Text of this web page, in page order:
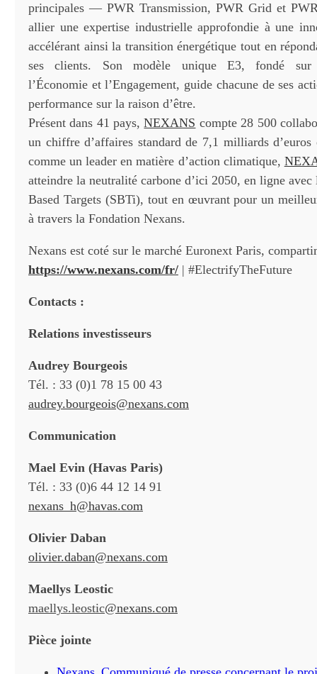
principales — PWR Transmission, PWR Grid et
allier une expertise industrielle approfondie à une
accélérant ainsi la transition énergétique tout en
ses clients. Son modèle unique E3, fondé sur
l’Économie et l’Engagement, guide chacune de ses
performance sur la raison d’être.
Présent dans 41 pays,NEXANS compte 28 500
un chiffre d’affaires standard de 7,1 milliards d’euros
comme un leader en matière d’action climatique,
atteindre la neutralité carbone d’ici 2050, en ligne
Based Targets (SBTi), tout en œuvrant pour un
à travers la Fondation Nexans.
Nexans est coté sur le marché Euronext Paris,
https://www.nexans.com/fr/ | #ElectrifyTheFuture
Contacts :
Relations investisseurs
Audrey Bourgeois
Tél. : 33 (0)1 78 15 00 43
audrey.bourgeois@nexans.com
Communication
Mael Evin (Havas Paris)
Tél. : 33 (0)6 44 12 14 91
nexans_h@havas.com
Olivier Daban
olivier.daban@nexans.com
Maellys Leostic
maellys.leostic@nexans.com
Pièce jointe